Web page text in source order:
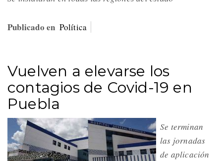
Publicado en Política
Vuelven a elevarse los
contagios de Covid-19 en
Puebla
Se terminan
las jornadas
de aplicación